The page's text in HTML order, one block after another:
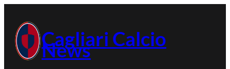
contenuto Cagliari Calcio
News